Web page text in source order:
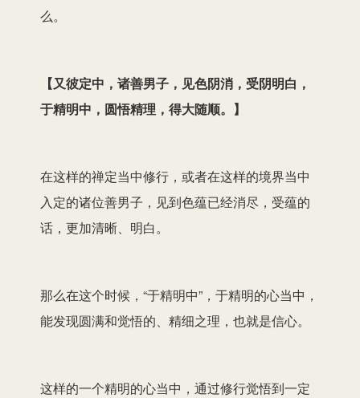
么。
【又彼定中，诸善男子，见色阴消，受阴明白，
于精明中，圆悟精理，得大随顺。 】
在这样的禅定当中修行，或者在这样的境界当中
入定的诸位善男子，见到色蕴已经消尽，受蕴的
话，更加清晰、明白。
那么在这个时候，“于精明中”，于精明的心当中，
能发现圆满和觉悟的、精细之理，也就是信心。
这样的一个精明的心当中，通过修行觉悟到一定